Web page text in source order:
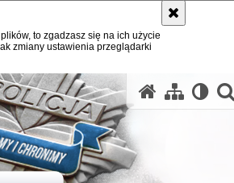
to zgadzasz się na ich użycie
zmiany ustawienia przeglądarki